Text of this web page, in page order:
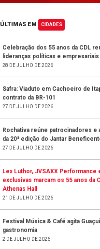
ÚLTIMAS EM CIDADES
Celebração dos 55 anos da CDL
lideranças políticas e empresariais
28 DE JULHO DE 2026
Safra: Viaduto em Cachoeiro de
contrato da BR-101
27 DE JULHO DE 2026
Rochativa reúne patrocinadores e
da 20ª edição do Jantar
27 DE JULHO DE 2026
Lex Luthor, JVSAXX Performance
exclusivas marcam os 55 anos da
Athenas Hall
21 DE JULHO DE 2026
Festival Música & Café agita
gastronomia
2 DE JULHO DE 2026